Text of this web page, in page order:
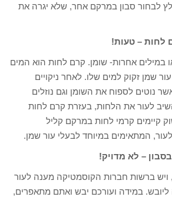
לבחור סבון במרקם אחר, שלא יגרה את
לחות – טעות!
במילים אחרות- שומן. קרם לחות הוא המים
שמן זקוק למים שלו. לאחר ניקויים
נוטים לספוח את השומן וגם נוזלים
לעור את הלחות, בעזרת קרם לחות
קיימים קרמי לחות במרקם קליל
המתאימים במיוחד לבעלי עור שמן.
– לא מדויק!
ויש ברשות חברות הקוסמטיקה מענה לעור
ליובש. במידה ועורכם יבש ואתם מתאפרים,